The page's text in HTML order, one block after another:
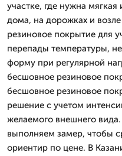
участке, где нужна
дома, на дорожках и
резиновое покрытие для
перепады температуры,
форму при регулярной
бесшовное резиновое
бесшовное резиновое
решение с учетом
желаемого внешнего
выполняем замер, чтобы
ориентир по цене. В